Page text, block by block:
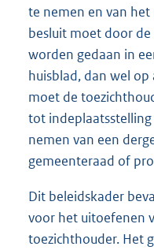
te nemen en van
besluit moet door
worden gedaan in
huisblad, dan wel op
moet de
tot
nemen van een
gemeenteraad of
Dit beleidskader
voor het uitoefenen
toezichthouder. Het